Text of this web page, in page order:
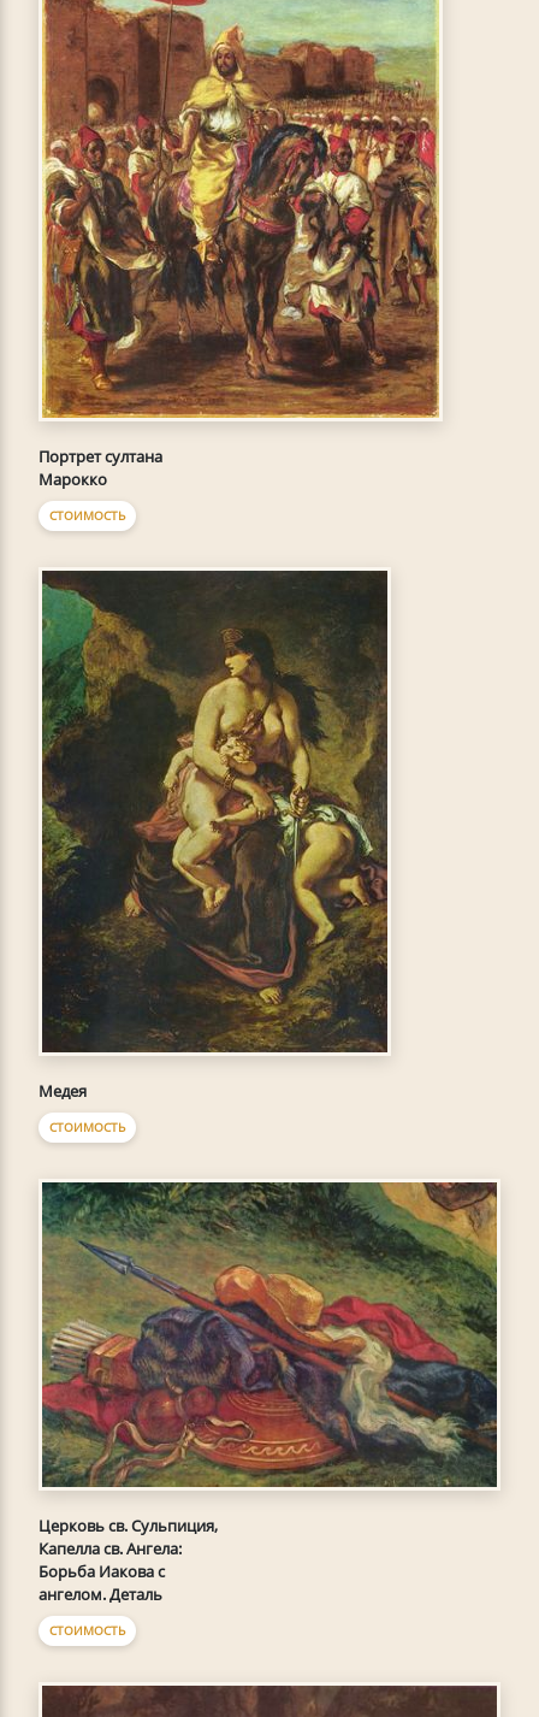
Портрет султана
Марокко
СТОИМОСТЬ
Медея
СТОИМОСТЬ
Церковь св. Сульпиция,
Капелла св. Ангела:
Борьба Иакова с
ангелом. Деталь
СТОИМОСТЬ